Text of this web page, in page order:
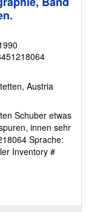
Austria
Schuber etwas
innen sehr
Sprache:
Inventory #